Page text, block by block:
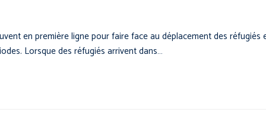
en première ligne pour faire face au déplacement des réfugiés
Lorsque des réfugiés arrivent dans…